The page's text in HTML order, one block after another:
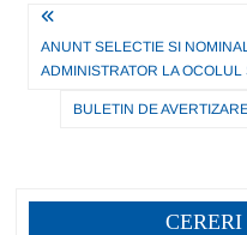
A
p
p
b
o
o
n
g
er
Navigare
în
articole
ANUNT SELECTIE SI
ADMINISTRATOR LA
BULETIN DE